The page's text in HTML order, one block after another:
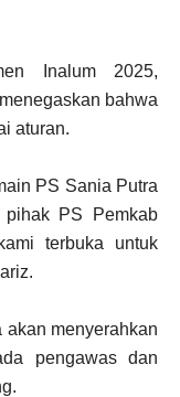
Inalum 2025,
bahwa
aturan.
PS Sania Putra
pihak PS Pemkab
terbuka untuk
akan menyerahkan
pengawas dan